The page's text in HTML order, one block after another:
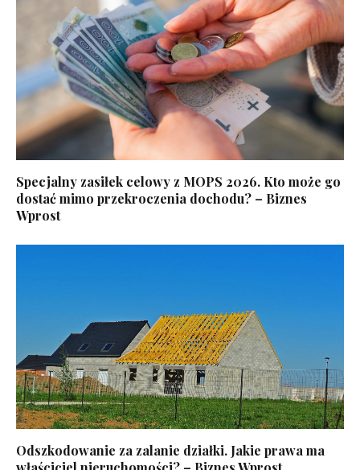
Specjalny zasiłek celowy z MOPS 2026. Kto może go
dostać mimo przekroczenia dochodu? – Biznes
Wprost
Odszkodowanie za zalanie działki. Jakie prawa ma